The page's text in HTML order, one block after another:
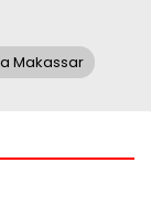
Makassar